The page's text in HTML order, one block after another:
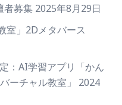
者募集 2025年8月29日
室」2Dメタバース
：AI学習アプリ「かん
ーチャル教室」
2024